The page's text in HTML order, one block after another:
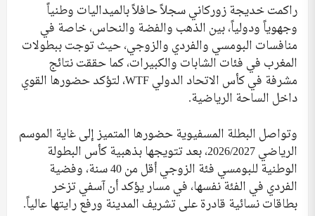
راكمت خديجة زوركاني سجلاً حافلاً بالميداليات وطنياً
وجهوياً ودولياً، بين الذهب والفضة والنحاس، خاصة في
منافسات البومسي والفردي والزوجي، حيث توجت ببطولات
المغرب في فئات الشابات والكبيرات، كما حققت نتائج
مشرفة في كأس الاتحاد الدولي WTF، لتؤكد حضورها القوي
داخل الساحة الرياضية.
وتواصل البطلة المسفيوية حضورها المتميز إلى غاية الموسم
الرياضي 2026/2027، بعد تتويجها بذهبية كأس البطولة
الوطنية للبومسي فئة الزوجي أقل من 40 سنة، وفضية
الفردي في الفئة نفسها، في مسار يؤكد أن آسفي تزخر
بطاقات نسائية قادرة على تشريف المدينة ورفع رايتها عالياً.